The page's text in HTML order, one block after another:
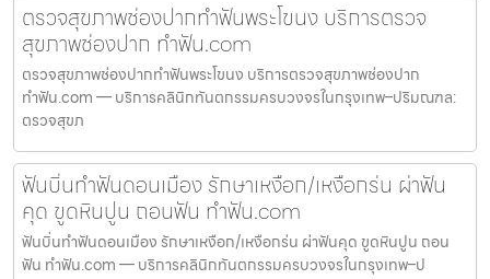
ตรวจสุขภาพช่องปากทำฟันพระโขนง บริการตรวจ
สุขภาพช่องปาก ทำฟัน.com
ตรวจสุขภาพช่องปากทำฟันพระโขนง บริการตรวจสุขภาพช่องปาก
ทำฟัน.com — บริการคลินิกทันตกรรมครบวงจรในกรุงเทพ–ปริมณฑล:
ตรวจสุขภ
ฟันบิ่นทำฟันดอนเมือง รักษาเหงือก/เหงือกร่น ผ่าฟัน
คุด ขูดหินปูน ถอนฟัน ทำฟัน.com
ฟันบิ่นทำฟันดอนเมือง รักษาเหงือก/เหงือกร่น ผ่าฟันคุด ขูดหินปูน ถอน
ฟัน ทำฟัน.com — บริการคลินิกทันตกรรมครบวงจรในกรุงเทพ–ป